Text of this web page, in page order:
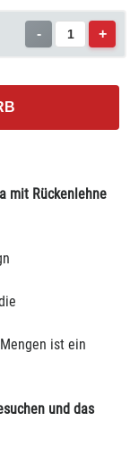
- +
mit Rückenlehne
ist ein
und das